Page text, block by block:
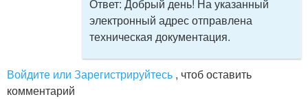
Ответ: Добрый день! На указанный
электронный адрес отправлена
техническая документация.
Войдите или Зарегистрируйтесь , чтоб оставить
комментарий